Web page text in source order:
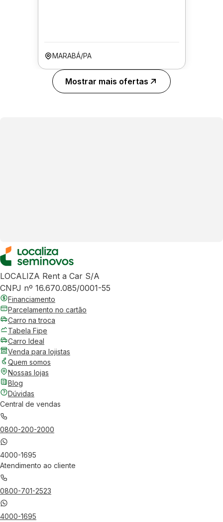
MARABÁ/PA
Mostrar mais ofertas
LOCALIZA Rent a Car S/A
CNPJ nº 16.670.085/0001-55
Financiamento
Parcelamento no cartão
Carro na troca
Tabela Fipe
Carro Ideal
Venda para lojistas
Quem somos
Nossas lojas
Blog
Dúvidas
Central de vendas
0800-200-2000
4000-1695
Atendimento ao cliente
0800-701-2523
4000-1695